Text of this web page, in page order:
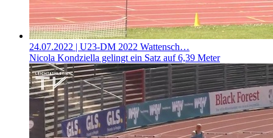
24.07.2022 | U23-DM 2022 Wattensch…
Nicola Kondziella gelingt ein Satz auf 6,39 Meter